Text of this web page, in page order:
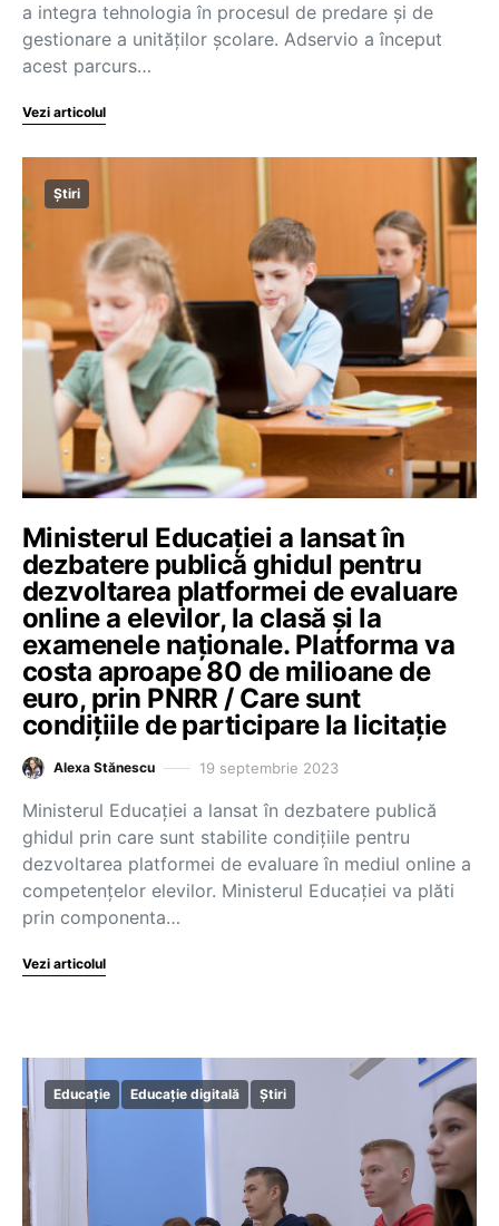
a integra tehnologia în procesul de predare și de
gestionare a unităților școlare. Adservio a început
acest parcurs…
Vezi articolul
Știri
Ministerul Educației a lansat în
dezbatere publică ghidul pentru
dezvoltarea platformei de evaluare
online a elevilor, la clasă și la
examenele naționale. Platforma va
costa aproape 80 de milioane de
euro, prin PNRR / Care sunt
condițiile de participare la licitație
Alexa Stănescu 19 septembrie 2023
Ministerul Educației a lansat în dezbatere publică
ghidul prin care sunt stabilite condițiile pentru
dezvoltarea platformei de evaluare în mediul online a
competențelor elevilor. Ministerul Educației va plăti
prin componenta…
Vezi articolul
Educație Educație digitală Știri